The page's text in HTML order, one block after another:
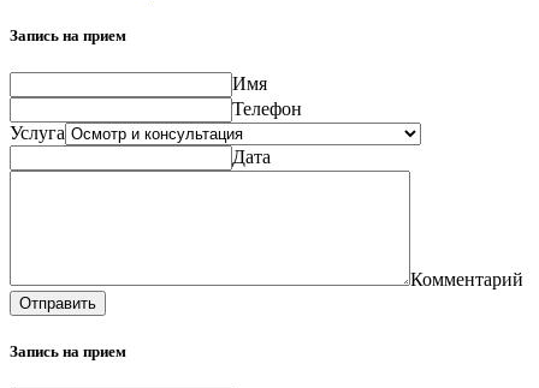
Запись на прием
Имя
Телефон
Услуга
Дата
Комментарий
Отправить
Запись на прием